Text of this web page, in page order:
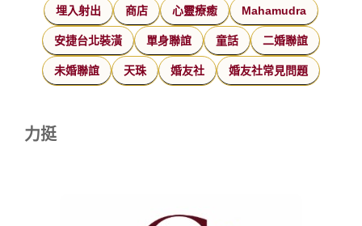
埋入射出 商店 心靈療癒 Mahamudra
安捷台北裝潢 單身聯誼 童話 二婚聯誼
未婚聯誼 天珠 婚友社 婚友社常見問題
力挺